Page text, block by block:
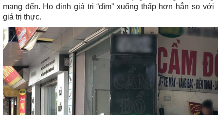
mang đến. Họ định giá trị “dìm” xuống thấp hơn hẳn so với
giá trị thực.